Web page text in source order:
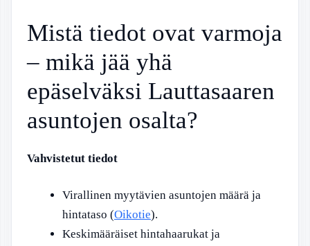
Mistä tiedot ovat varmoja
– mikä jää yhä
epäselväksi Lauttasaaren
asuntojen osalta?
Vahvistetut tiedot
Virallinen myytävien asuntojen määrä ja
hintataso (Oikotie).
Keskimääräiset hintahaarukat ja